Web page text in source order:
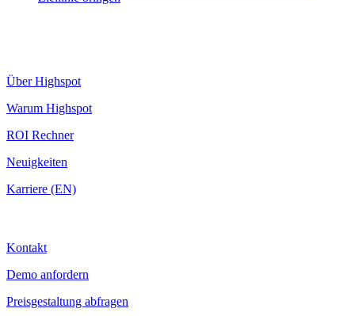
Über Highspot
Warum Highspot
ROI Rechner
Neuigkeiten
Karriere (EN)
Kontakt
Demo anfordern
Preisgestaltung abfragen